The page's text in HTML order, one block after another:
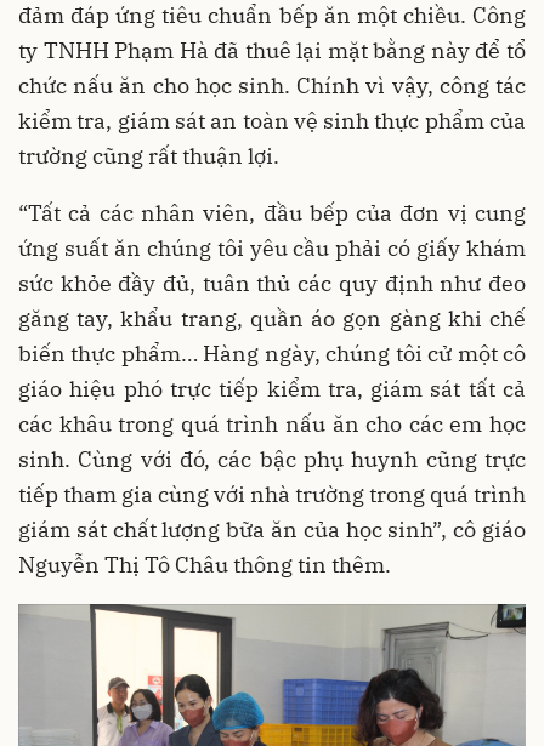
đảm đáp ứng tiêu chuẩn bếp ăn một chiều. Công
ty TNHH Phạm Hà đã thuê lại mặt bằng này để tổ
chức nấu ăn cho học sinh. Chính vì vậy, công tác
kiểm tra, giám sát an toàn vệ sinh thực phẩm của
trường cũng rất thuận lợi.
“Tất cả các nhân viên, đầu bếp của đơn vị cung
ứng suất ăn chúng tôi yêu cầu phải có giấy khám
sức khỏe đầy đủ, tuân thủ các quy định như đeo
găng tay, khẩu trang, quần áo gọn gàng khi chế
biến thực phẩm… Hàng ngày, chúng tôi cử một cô
giáo hiệu phó trực tiếp kiểm tra, giám sát tất cả
các khâu trong quá trình nấu ăn cho các em học
sinh. Cùng với đó, các bậc phụ huynh cũng trực
tiếp tham gia cùng với nhà trường trong quá trình
giám sát chất lượng bữa ăn của học sinh”, cô giáo
Nguyễn Thị Tô Châu thông tin thêm.